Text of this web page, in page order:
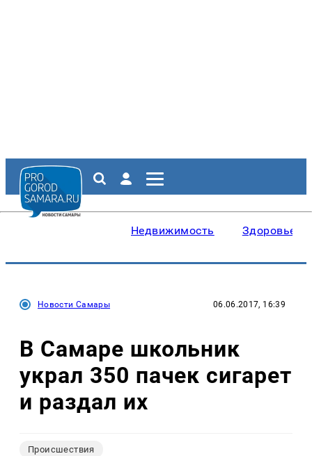
Недвижимость Здоровье
Новости Самары 06.06.2017, 16:39
В Самаре школьник
украл 350 пачек сигарет
и раздал их
Происшествия